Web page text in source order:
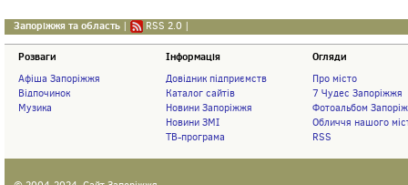
Запоріжжя та область | RSS 2.0 |
Розваги
Афіша Запоріжжя
Відпочинок
Музика
Інформація
Довідник підприємств
Каталог сайтів
Новини Запоріжжя
Новини ЗМІ
ТВ-програма
Огляди
Про місто
7 Чудес Запоріжжя
Фотоальбом
Обличчя нашого
RSS